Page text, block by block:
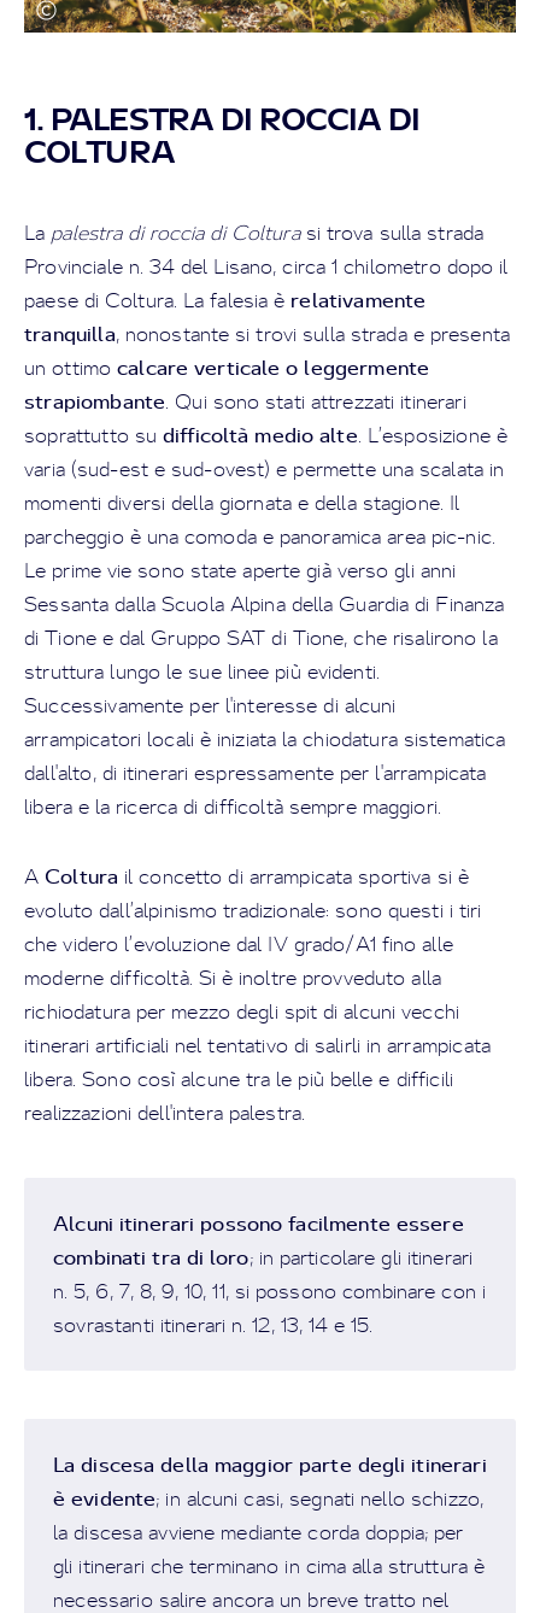
1. PALESTRA DI ROCCIA DI
COLTURA
La palestra di roccia di Coltura si trova sulla strada
Provinciale n. 34 del Lisano, circa 1 chilometro dopo il
paese di Coltura. La falesia è relativamente
tranquilla, nonostante si trovi sulla strada e presenta
un ottimocalcare verticale o leggermente
strapiombante. Qui sono stati attrezzati itinerari
soprattutto su difficoltà medio alte. L’esposizione è
varia (sud-est e sud-ovest) e permette una scalata in
momenti diversi della giornata e della stagione. Il
parcheggio è una comoda e panoramica area pic-nic.
Le prime vie sono state aperte già verso gli anni
Sessanta dalla Scuola Alpina della Guardia di Finanza
di Tione e dal Gruppo SAT di Tione, che risalirono la
struttura lungo le sue linee più evidenti.
Successivamente per l'interesse di alcuni
arrampicatori locali è iniziata la chiodatura sistematica
dall'alto, di itinerari espressamente per l'arrampicata
libera e la ricerca di difficoltà sempre maggiori.
A Coltura il concetto di arrampicata sportiva si è
evoluto dall’alpinismo tradizionale: sono questi i tiri
che videro l’evoluzione dal IV grado/A1 fino alle
moderne difficoltà. Si è inoltre provveduto alla
richiodatura per mezzo degli spit di alcuni vecchi
itinerari artificiali nel tentativo di salirli in arrampicata
libera. Sono così alcune tra le più belle e difficili
realizzazioni dell'intera palestra.
Alcuni itinerari possono facilmente essere
combinati tra di loro; in particolare gli itinerari
n. 5, 6, 7, 8, 9, 10, 11, si possono combinare con i
sovrastanti itinerari n. 12, 13, 14 e 15.
La discesa della maggior parte degli itinerari
è evidente; in alcuni casi, segnati nello schizzo,
la discesa avviene mediante corda doppia; per
gli itinerari che terminano in cima alla struttura è
necessario salire ancora un breve tratto nel